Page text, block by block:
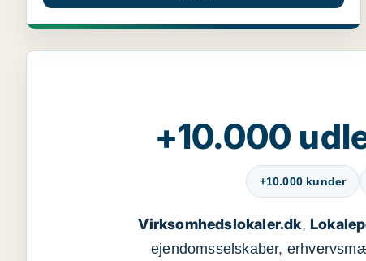
+10.000
+10.000 kunder
Virksomhedslokaler.dk,
ejendomsselskaber,